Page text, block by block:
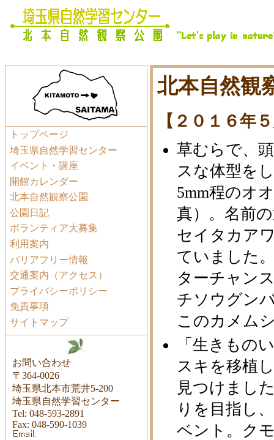
トップページ
埼玉県自然学習センター
イベント・講座
開館カレンダー
北本自然観察公園
公園日記
ボランティア大募集
利用案内
バリアフリー情報
交通案内（アクセス）
プライバシーポリシー
免責事項
サイトマップ
お問い合わせ
〒364-0026
埼玉県北本市荒井5-200
埼玉県自然学習センター
Tel: 048-593-2891
Fax: 048-590-1039
北本自然観
【２０１６年
草むらで、
スな体型を
5mm程のオ
真）。名前
セイタカア
ていました
ターチャン
チソウグン
このカメム
「生きもの
スキを移植
見つけまし
りを目指し
ベント。ク